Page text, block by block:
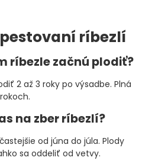
ríbezlí
ríbezle začnú plodiť?
2 až 3 roky po výsadbe. Plná
na zber ríbezlí?
od júna do júla. Plody
sa oddeliť od vetvy.